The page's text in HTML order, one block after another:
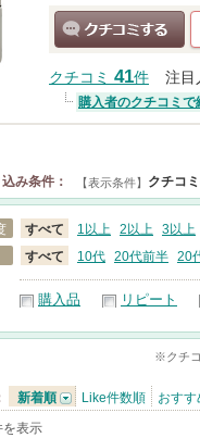
クチコミ 41件 注目
購入者のクチコミで
み条件：
【表示条件】 クチコ
すべて 1以上 2以上 3以上
すべて 10代 20代前半 20
購入品 リピート
※クチ
新着順 Like件数順 おす
表示